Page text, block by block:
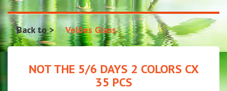
Back to Velões Glass
NOT THE 5/6 DAYS 2 COLORS CX
35 PCS